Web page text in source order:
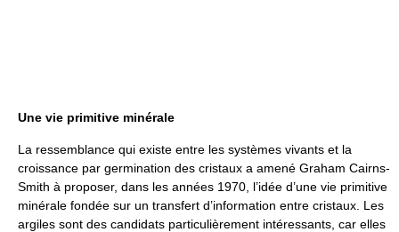
Une vie primitive minérale
La ressemblance qui existe entre les systèmes vivants et la
croissance par germination des cristaux a amené Graham Cairns-
Smith à proposer, dans les années 1970, l’idée d’une vie primitive
minérale fondée sur un transfert d’information entre cristaux. Les
argiles sont des candidats particulièrement intéressants, car elles